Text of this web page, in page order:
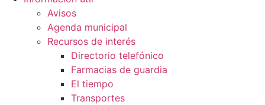
Avisos
Agenda municipal
Recursos de interés
Directorio telefónico
Farmacias de guardia
El tiempo
Transportes